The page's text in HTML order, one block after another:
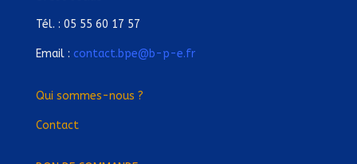
Tél. : 05 55 60 17 57
Email : contact.bpe@b-p-e.fr
Qui sommes-nous ?
Contact